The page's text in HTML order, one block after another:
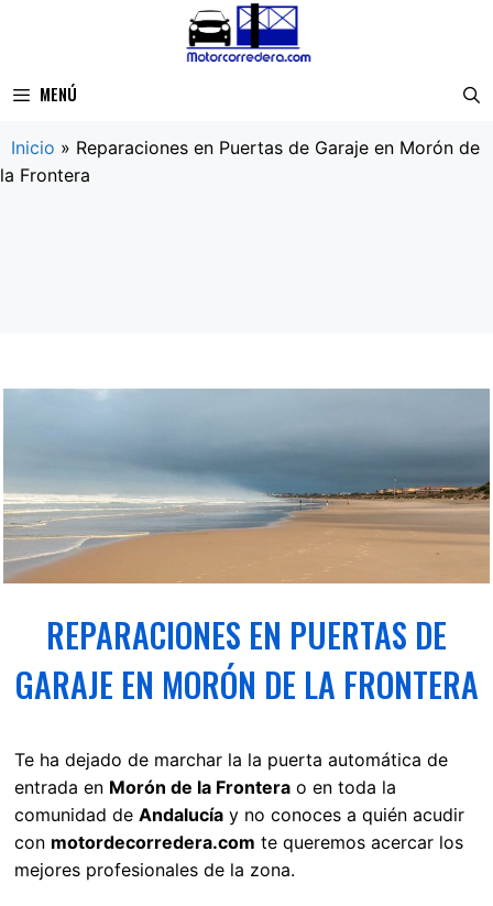
MENÚ
Inicio » Reparaciones en Puertas de Garaje en Morón de
la Frontera
REPARACIONES EN PUERTAS DE
GARAJE EN MORÓN DE LA FRONTERA
Te ha dejado de marchar la la puerta automática de
entrada en Morón de la Frontera o en toda la
comunidad de Andalucía y no conoces a quién acudir
con motordecorredera.com te queremos acercar los
mejores profesionales de la zona.